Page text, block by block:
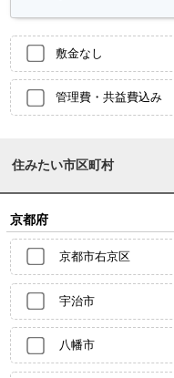
敷金なし
管理費・共益費込み
住みたい市区町村
京都府
京都市右京区
宇治市
八幡市